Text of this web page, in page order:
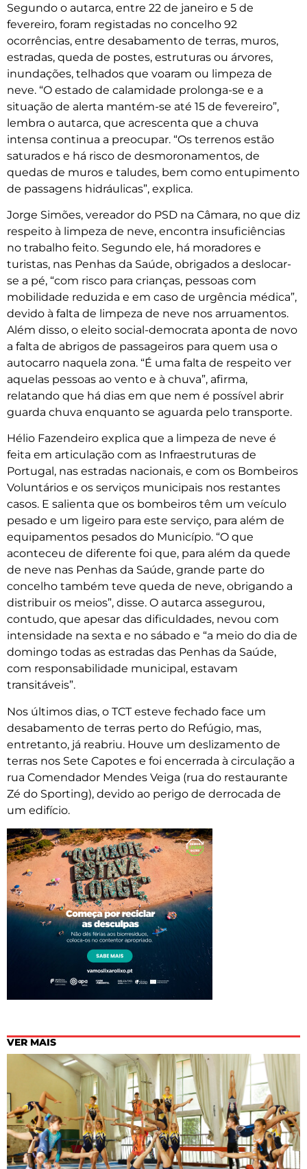
Segundo o autarca, entre 22 de janeiro e 5 de
fevereiro, foram registadas no concelho 92
ocorrências, entre desabamento de terras, muros,
estradas, queda de postes, estruturas ou árvores,
inundações, telhados que voaram ou limpeza de
neve. “O estado de calamidade prolonga-se e a
situação de alerta mantém-se até 15 de fevereiro”,
lembra o autarca, que acrescenta que a chuva
intensa continua a preocupar. “Os terrenos estão
saturados e há risco de desmoronamentos, de
quedas de muros e taludes, bem como entupimento
de passagens hidráulicas”, explica.
Jorge Simões, vereador do PSD na Câmara, no que diz
respeito à limpeza de neve, encontra insuficiências
no trabalho feito. Segundo ele, há moradores e
turistas, nas Penhas da Saúde, obrigados a deslocar-
se a pé, “com risco para crianças, pessoas com
mobilidade reduzida e em caso de urgência médica”,
devido à falta de limpeza de neve nos arruamentos.
Além disso, o eleito social-democrata aponta de novo
a falta de abrigos de passageiros para quem usa o
autocarro naquela zona. “É uma falta de respeito ver
aquelas pessoas ao vento e à chuva”, afirma,
relatando que há dias em que nem é possível abrir
guarda chuva enquanto se aguarda pelo transporte.
Hélio Fazendeiro explica que a limpeza de neve é
feita em articulação com as Infraestruturas de
Portugal, nas estradas nacionais, e com os Bombeiros
Voluntários e os serviços municipais nos restantes
casos. E salienta que os bombeiros têm um veículo
pesado e um ligeiro para este serviço, para além de
equipamentos pesados do Município. “O que
aconteceu de diferente foi que, para além da quede
de neve nas Penhas da Saúde, grande parte do
concelho também teve queda de neve, obrigando a
distribuir os meios”, disse. O autarca assegurou,
contudo, que apesar das dificuldades, nevou com
intensidade na sexta e no sábado e “a meio do dia de
domingo todas as estradas das Penhas da Saúde,
com responsabilidade municipal, estavam
transitáveis”.
Nos últimos dias, o TCT esteve fechado face um
desabamento de terras perto do Refúgio, mas,
entretanto, já reabriu. Houve um deslizamento de
terras nos Sete Capotes e foi encerrada à circulação a
rua Comendador Mendes Veiga (rua do restaurante
Zé do Sporting), devido ao perigo de derrocada de
um edifício.
VER MAIS